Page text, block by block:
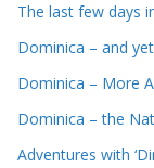
The last few days
Dominica – and
Dominica – More
Dominica – the
Adventures with